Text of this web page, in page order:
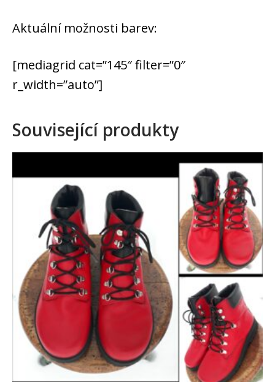
Aktuální možnosti barev:
[mediagrid cat=”145″ filter=”0″
r_width=”auto”]
Související produkty